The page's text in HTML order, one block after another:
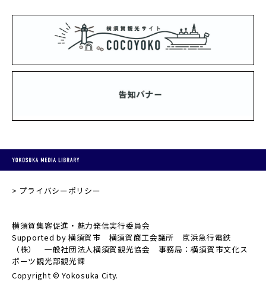
プライバシーポリシー
横須賀集客促進・魅力発信実行委員会
Supported by 横須賀市 横須賀商工会議所 京浜急行電鉄
（株） 一般社団法人横須賀観光協会 事務局：横須賀市文化ス
ポーツ観光部観光課
Copyright © Yokosuka City.